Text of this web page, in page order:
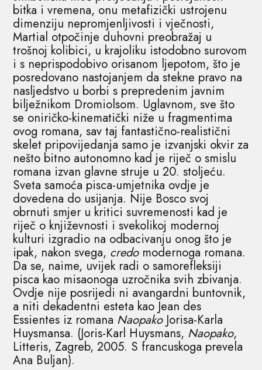
bitka i vremena, onu metafizički ustrojenu
dimenziju nepromjenljivosti i vječnosti,
Martial otpočinje duhovni preobražaj u
trošnoj kolibici, u krajoliku istodobno surovom
i s neprispodobivo orisanom ljepotom, što je
posredovano nastojanjem da stekne pravo na
nasljedstvo u borbi s prepredenim javnim
bilježnikom Dromiolsom. Uglavnom, sve što
se oniričko-kinematički niže u fragmentima
ovog romana, sav taj fantastično-realistični
skelet pripovijedanja samo je izvanjski okvir za
nešto bitno autonomno kad je riječ o smislu
romana izvan glavne struje u 20. stoljeću.
Sveta samoća pisca-umjetnika ovdje je
dovedena do usijanja. Nije Bosco svoj
obrnuti smjer u kritici suvremenosti kad je
riječ o književnosti i svekolikoj modernoj
kulturi izgradio na odbacivanju onog što je
ipak, nakon svega, credo modernoga romana.
Da se, naime, uvijek radi o samorefleksiji
pisca kao misaonoga uzročnika svih zbivanja.
Ovdje nije posrijedi ni avangardni buntovnik,
a niti dekadentni esteta kao Jean des
Essientes iz romana NaopakoJorisa-Karla
Huysmansa. (Joris-Karl Huysmans, Naopako,
Litteris, Zagreb, 2005. S francuskoga prevela
Ana Buljan).